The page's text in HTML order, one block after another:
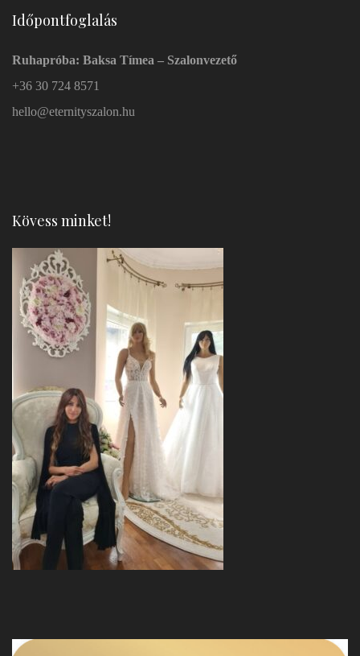
Időpontfoglalás
Ruhapróba: Baksa Tímea – Szalonvezető
+36 30 724 8571
hello@eternityszalon.hu
Kövess minket!